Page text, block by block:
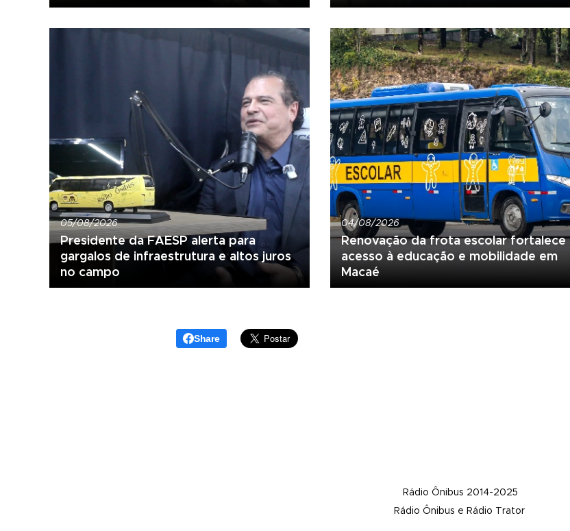
05/08/2026
Presidente da FAESP alerta para
gargalos de infraestrutura e altos juros
no campo
04/08/2026
Renovação da frota escolar fortalece
acesso à educação e mobilidade em
Macaé
Share
Rádio Ônibus 2014-2025
Rádio Ônibus e Rádio Trator